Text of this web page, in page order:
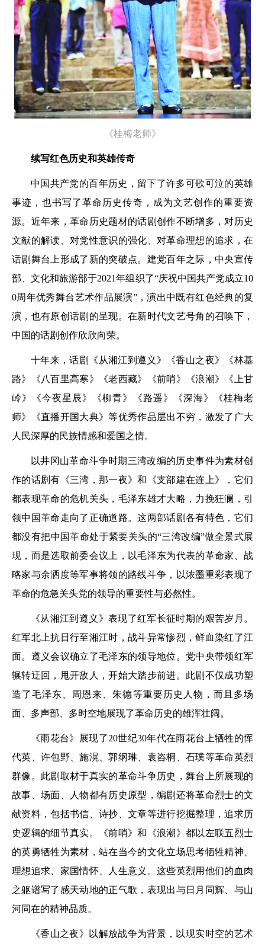
《桂梅老师》
续写红色历史和英雄传奇
中国共产党的百年历史，留下了许多可歌可泣的英雄
事迹，也书写了革命历史传奇，成为文艺创作的重要资
源。近年来，革命历史题材的话剧创作不断增多，对历史
文献的解读、对党性意识的强化、对革命理想的追求，在
话剧舞台上形成了新的突破点。建党百年之际，中央宣传
部、文化和旅游部于2021年组织了“庆祝中国共产党成立10
0周年优秀舞台艺术作品展演”，演出中既有红色经典的复
演，也有原创话剧的呈现。在新时代文艺号角的召唤下，
中国的话剧创作欣欣向荣。
十年来，话剧《从湘江到遵义》《香山之夜》《林基
路》《八百里高寒》《老西藏》《前哨》《浪潮》《上甘
岭》《今夜星辰》《柳青》《路遥》《深海》《桂梅老
师》《直播开国大典》等优秀作品层出不穷，激发了广大
人民深厚的民族情感和爱国之情。
以井冈山革命斗争时期三湾改编的历史事件为素材创
作的话剧有《三湾，那一夜》和《支部建在连上》，它们
都表现革命的危机关头，毛泽东雄才大略，力挽狂澜，引
领中国革命走向了正确道路。这两部话剧各有特色，它们
都没有把中国革命处于紧要关头的“三湾改编”做全景式展
现，而是选取前委会议上，以毛泽东为代表的革命家、战
略家与余洒度等军事将领的路线斗争，以浓墨重彩表现了
革命的危急关头党的领导的重要性与必然性。
《从湘江到遵义》表现了红军长征时期的艰苦岁月。
红军北上抗日行至湘江时，战斗异常惨烈，鲜血染红了江
面。遵义会议确立了毛泽东的领导地位。党中央带领红军
辗转迂回，甩开敌人，开始大踏步前进。此剧不仅成功塑
造了毛泽东、周恩来、朱德等重要历史人物，而且多场
面、多声部、多时空地展现了革命历史的雄浑壮阔。
《雨花台》展现了20世纪30年代在雨花台上牺牲的恽
代英、许包野、施滉、郭纲琳、袁咨桐、石璞等革命英烈
群像。此剧取材于真实的革命斗争历史，舞台上所展现的
故事、场面、人物都有历史原型，编剧还将革命烈士的文
献资料，包括书信、诗抄、文章等进行挖掘整理，追求历
史逻辑的细节真实。《前哨》和《浪潮》都以左联五烈士
的英勇牺牲为素材，站在当今的文化立场思考牺牲精神、
理想追求、家国情怀、人生意义。这些英烈用他们的血肉
之躯谱写了感天动地的正气歌，表现出与日月同辉、与山
河同在的精神品质。
《香山之夜》以解放战争为背景，以现实时空的艺术